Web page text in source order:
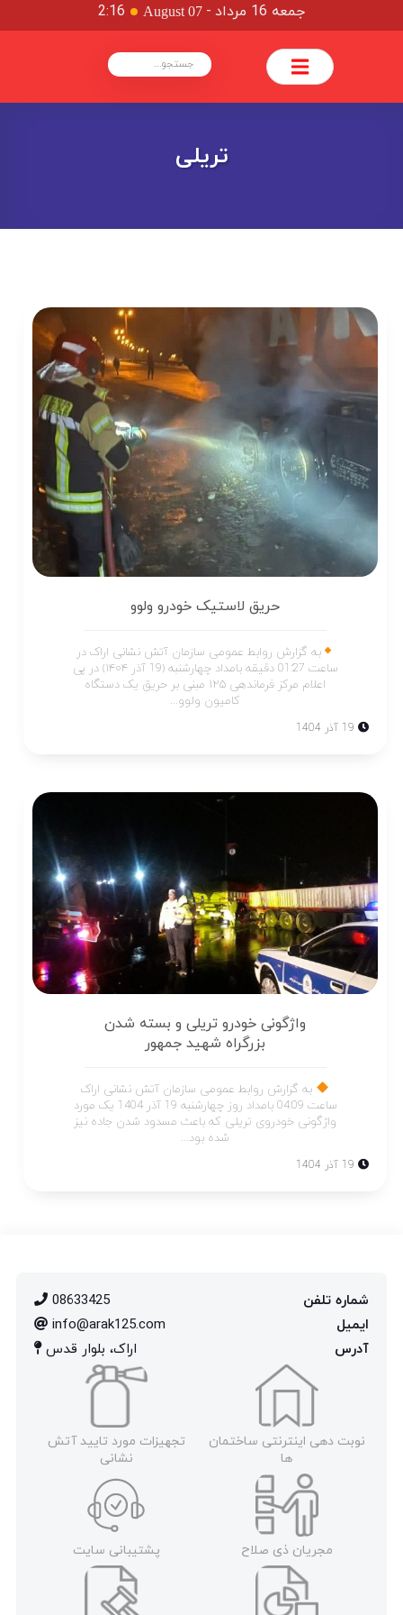
جمعه 16 مرداد -
August 07
2:16
تریلی
حریق لاستیک خودرو ولوو
به گزارش روابط عمومی سازمان آتش نشانی اراک در
ساعت 01:27 دقیقه بامداد چهارشنبه (19 آذر ۱۴۰۴) در پی
اعلام مرکز فرماندهی ۱۲۵ مبنی بر حریق یک دستگاه
کامیون ولوو...
19 آذر 1404
واژگونی خودرو تریلی و بسته شدن
بزرگراه شهید جمهور
به گزارش روابط عمومی سازمان آتش نشانی اراک
ساعت 04:09 بامداد روز چهارشنبه 19 آذر 1404 یک مورد
واژگونی خودروی تریلی که باعث مسدود شدن جاده نیز
شده بود...
19 آذر 1404
شماره تلفن
08633425
ایمیل
info@arak125.com
آدرس
اراک، بلوار قدس
نوبت دهی اینترنتی ساختمان
ها
تجهیزات مورد تایید آتش
نشانی
مجریان ذی صلاح پشتیبانی سایت